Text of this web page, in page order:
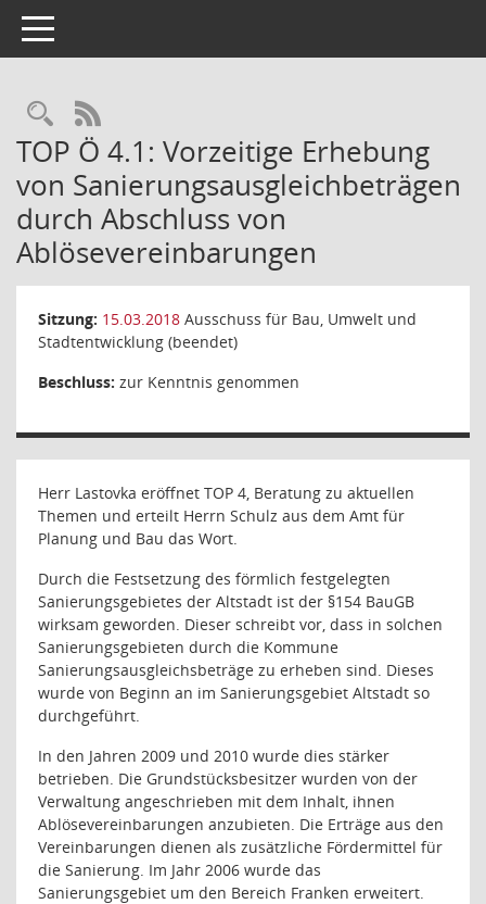
Toggle navigation
Rechercheauswahl
RSS-Feed
TOP Ö 4.1: Vorzeitige Erhebung
von Sanierungsausgleichbeträgen
durch Abschluss von
Ablösevereinbarungen
Sitzung: 15.03.2018 Ausschuss für Bau, Umwelt und
Stadtentwicklung (beendet)
Beschluss: zur Kenntnis genommen
Herr Lastovka eröffnet TOP 4, Beratung zu aktuellen
Themen und erteilt Herrn Schulz aus dem Amt für
Planung und Bau das Wort.
Durch die Festsetzung des förmlich festgelegten
Sanierungsgebietes der Altstadt ist der §154 BauGB
wirksam geworden. Dieser schreibt vor, dass in solchen
Sanierungsgebieten durch die Kommune
Sanierungsausgleichsbeträge zu erheben sind. Dieses
wurde von Beginn an im Sanierungsgebiet Altstadt so
durchgeführt.
In den Jahren 2009 und 2010 wurde dies stärker
betrieben. Die Grundstücksbesitzer wurden von der
Verwaltung angeschrieben mit dem Inhalt, ihnen
Ablösevereinbarungen anzubieten. Die Erträge aus den
Vereinbarungen dienen als zusätzliche Fördermittel für
die Sanierung. Im Jahr 2006 wurde das
Sanierungsgebiet um den Bereich Franken erweitert.